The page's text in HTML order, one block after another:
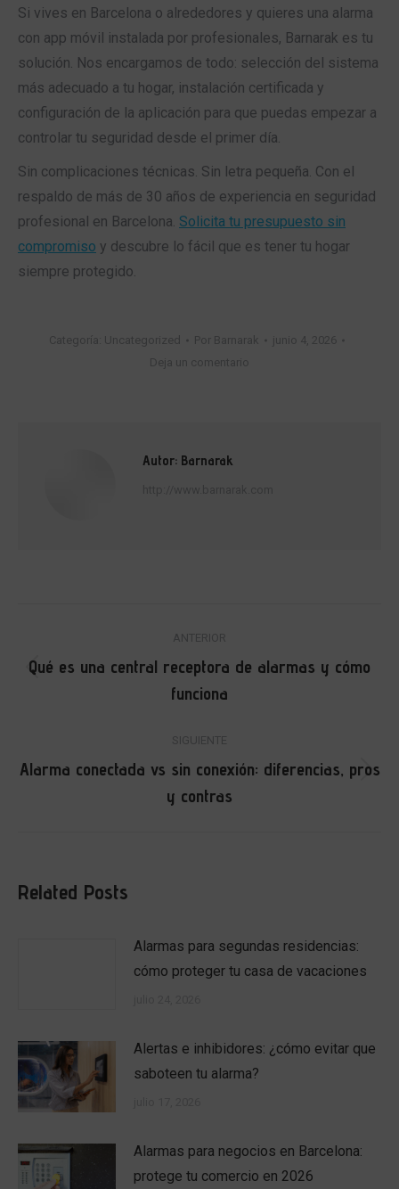
Si vives en Barcelona o alrededores y quieres una alarma
con app móvil instalada por profesionales, Barnarak es tu
solución. Nos encargamos de todo: selección del sistema
más adecuado a tu hogar, instalación certificada y
configuración de la aplicación para que puedas empezar a
controlar tu seguridad desde el primer día.
Sin complicaciones técnicas. Sin letra pequeña. Con el
respaldo de más de 30 años de experiencia en seguridad
profesional en Barcelona. Solicita tu presupuesto sin
compromiso y descubre lo fácil que es tener tu hogar
siempre protegido.
Categoría: Uncategorized Por Barnarak
junio 4, 2026
Deja un comentario
Autor: Barnarak
entre
ANTERIOR
Publicación
anterior:
Qué es una central receptora de alarmas y cómo
funciona
SIGUIENTE
Publicación
siguiente:
Alarma conectada vs sin conexión: diferencias, pros
y contras
Related Posts
Alarmas para segundas residencias:
cómo proteger tu casa de vacaciones
Alertas e inhibidores: ¿cómo evitar que
saboteen tu alarma?
Alarmas para negocios en Barcelona:
protege tu comercio en 2026